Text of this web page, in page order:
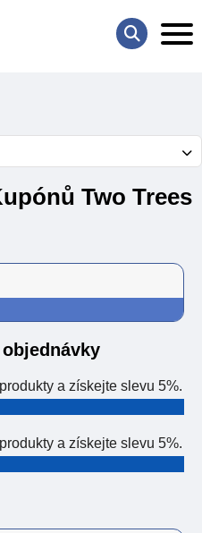
Two Trees
a získejte slevu 5%.
a získejte slevu 5%.